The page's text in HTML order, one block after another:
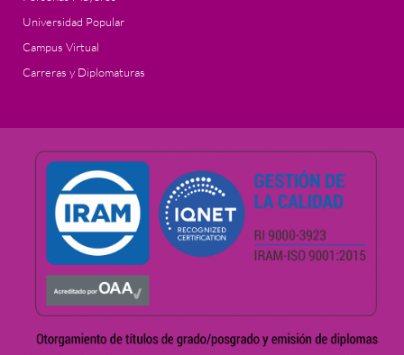
Universidad Popular
Campus Virtual
Carreras y Diplomaturas